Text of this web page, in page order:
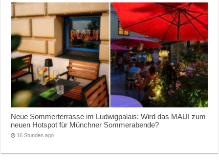
Neue Sommerterrasse im Ludwigpalais: Wird das MAUI zum
neuen Hotspot für Münchner Sommerabende?
16 Stunden ago